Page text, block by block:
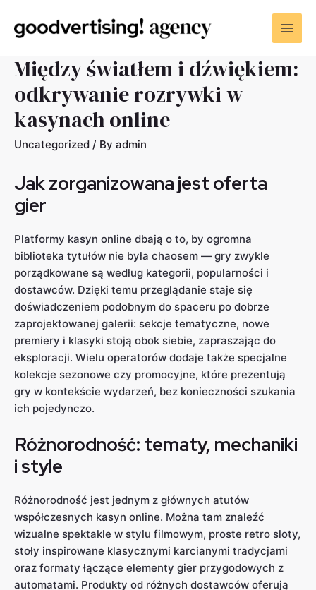
Między światłem i dźwiękiem:
odkrywanie rozrywki w
kasynach online
Uncategorized / By admin
Jak zorganizowana jest oferta
gier
Platformy kasyn online dbają o to, by ogromna
biblioteka tytułów nie była chaosem — gry zwykle
porządkowane są według kategorii, popularności i
dostawców. Dzięki temu przeglądanie staje się
doświadczeniem podobnym do spaceru po dobrze
zaprojektowanej galerii: sekcje tematyczne, nowe
premiery i klasyki stoją obok siebie, zapraszając do
eksploracji. Wielu operatorów dodaje także specjalne
kolekcje sezonowe czy promocyjne, które prezentują
gry w kontekście wydarzeń, bez konieczności szukania
ich pojedynczo.
Różnorodność: tematy, mechaniki
i style
Różnorodność jest jednym z głównych atutów
współczesnych kasyn online. Można tam znaleźć
wizualne spektakle w stylu filmowym, proste retro sloty,
stoły inspirowane klasycznymi karcianymi tradycjami
oraz formaty łączące elementy gier przygodowych z
automatami. Produkty od różnych dostawców oferują